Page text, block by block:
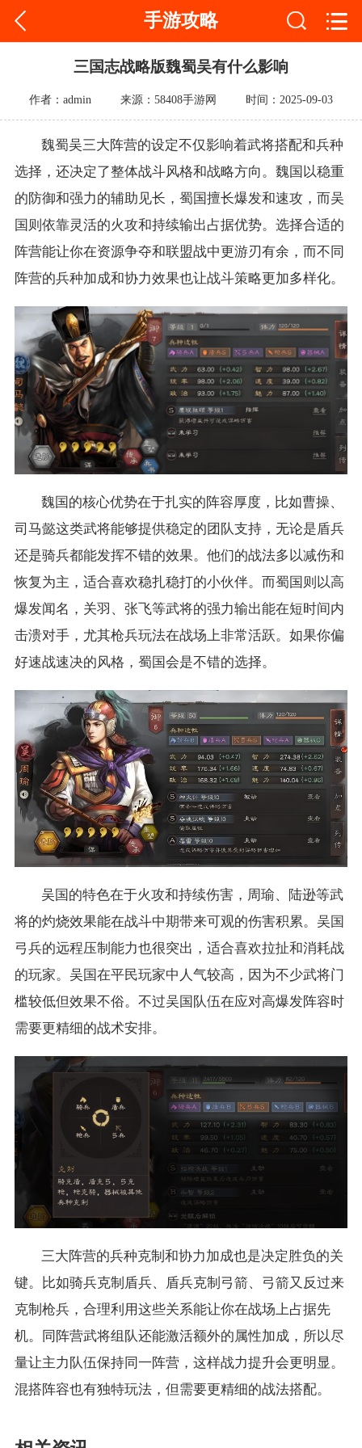
手游攻略
三国志战略版魏蜀吴有什么影响
作者：admin 来源：58408手游网 时间：2025-09-03
魏蜀吴三大阵营的设定不仅影响着武将搭配和兵种
选择，还决定了整体战斗风格和战略方向。魏国以稳重
的防御和强力的辅助见长，蜀国擅长爆发和速攻，而吴
国则依靠灵活的火攻和持续输出占据优势。选择合适的
阵营能让你在资源争夺和联盟战中更游刃有余，而不同
阵营的兵种加成和协力效果也让战斗策略更加多样化。
魏国的核心优势在于扎实的阵容厚度，比如曹操、
司马懿这类武将能够提供稳定的团队支持，无论是盾兵
还是骑兵都能发挥不错的效果。他们的战法多以减伤和
恢复为主，适合喜欢稳扎稳打的小伙伴。而蜀国则以高
爆发闻名，关羽、张飞等武将的强力输出能在短时间内
击溃对手，尤其枪兵玩法在战场上非常活跃。如果你偏
好速战速决的风格，蜀国会是不错的选择。
吴国的特色在于火攻和持续伤害，周瑜、陆逊等武
将的灼烧效果能在战斗中期带来可观的伤害积累。吴国
弓兵的远程压制能力也很突出，适合喜欢拉扯和消耗战
的玩家。吴国在平民玩家中人气较高，因为不少武将门
槛较低但效果不俗。不过吴国队伍在应对高爆发阵容时
需要更精细的战术安排。
三大阵营的兵种克制和协力加成也是决定胜负的关
键。比如骑兵克制盾兵、盾兵克制弓箭、弓箭又反过来
克制枪兵，合理利用这些关系能让你在战场上占据先
机。同阵营武将组队还能激活额外的属性加成，所以尽
量让主力队伍保持同一阵营，这样战力提升会更明显。
混搭阵容也有独特玩法，但需要更精细的战法搭配。